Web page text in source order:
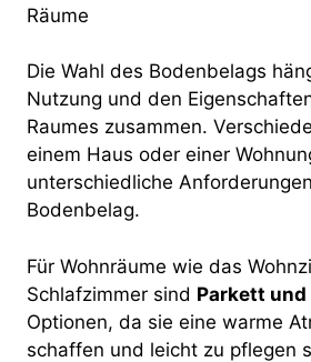
Räume
Die Wahl des Bodenbelags
Nutzung und den
Raumes zusammen.
einem Haus oder einer
unterschiedliche
Bodenbelag.
Für Wohnräume wie das
Schlafzimmer sind Parkett und
Optionen, da sie eine warme
schaffen und leicht zu pflegen